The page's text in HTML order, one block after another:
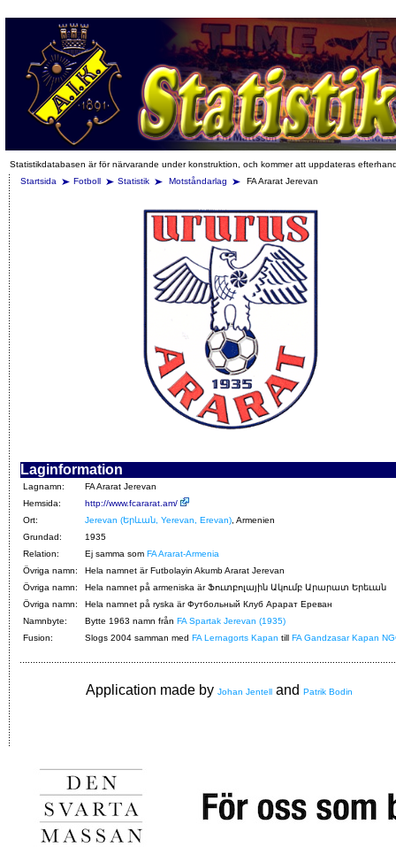
Statistikdatabasen är för närvarande under konstruktion, och kommer att uppdateras
Startsida
Fotboll Statistik Motståndarlag FA Ararat Jerevan
Laginformation
Lagnamn:
FA Ararat Jerevan
Hemsida:
http://www.fcararat.am/
Ort:
Jerevan (Երևան, Yerevan, Erevan) , Armenien
Grundad:
1935
Relation:
Ej samma som FA Ararat-Armenia
Övriga namn:
Hela namnet är Futbolayin Akumb Ararat Jerevan
Övriga namn:
Hela namnet på armeniska är Ֆուտբոլային Ակումբ Արարատ Երեւան
Övriga namn:
Hela namnet på ryska är Футбольный Клуб Арарат Ереван
Namnbyte:
Bytte 1963 namn från FA Spartak Jerevan (1935)
Fusion:
Slogs 2004 samman med FA Lernagorts Kapan till FA Gandzasar Kapan
Application made by Johan Jentell and Patrik Bodin